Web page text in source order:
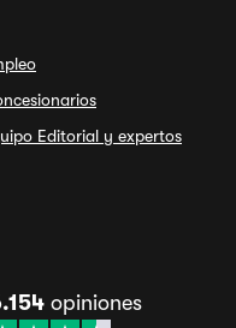
Editorial y expertos
opiniones